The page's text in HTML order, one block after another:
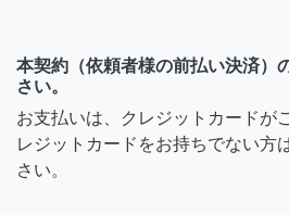
本契約（依頼者様の前払い決済）
さい。
お支払いは、クレジットカードが
レジットカードをお持ちでない方
さい。